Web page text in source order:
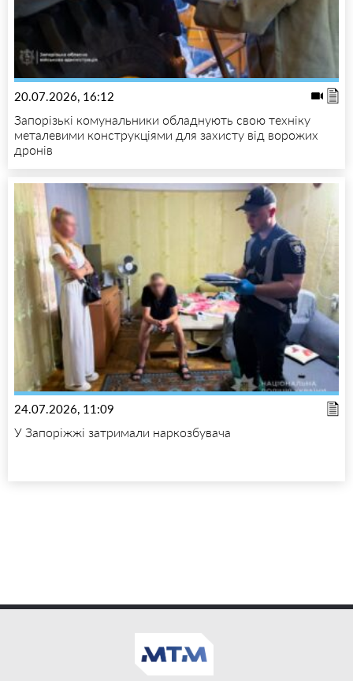
20.07.2026, 16:12
Запорізькі комунальники обладнують свою техніку
металевими конструкціями для захисту від ворожих
дронів
24.07.2026, 11:09
У Запоріжжі затримали наркозбувача